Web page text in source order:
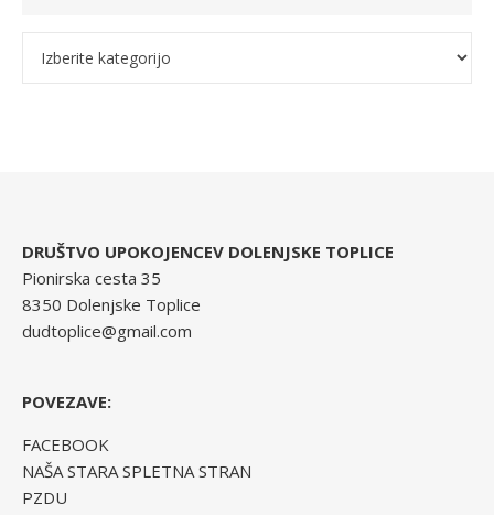
DRUŠTVO UPOKOJENCEV DOLENJSKE TOPLICE
Pionirska cesta 35
8350 Dolenjske Toplice
dudtoplice@gmail.com
POVEZAVE:
FACEBOOK
NAŠA STARA SPLETNA STRAN
PZDU